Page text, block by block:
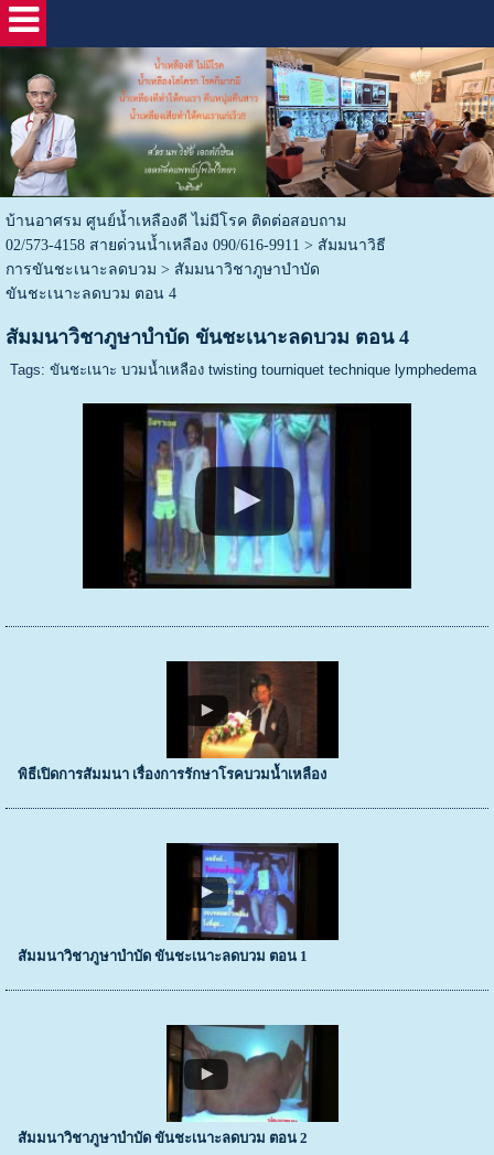
บ้านอาศรม ศูนย์น้ำเหลืองดี ไม่มีโรค ติดต่อสอบถาม
02/573-4158 สายด่วนน้ำเหลือง 090/616-9911 > สัมมนาวิธี
การขันชะเนาะลดบวม > สัมมนาวิชาภูษาบำบัด
ขันชะเนาะลดบวม ตอน 4
สัมมนาวิชาภูษาบำบัด ขันชะเนาะลดบวม ตอน 4
Tags: ขันชะเนาะ บวมน้ำเหลือง twisting tourniquet technique lymphedema
พิธีเปิดการสัมมนา เรื่องการรักษาโรคบวมน้ำเหลือง
สัมมนาวิชาภูษาบำบัด ขันชะเนาะลดบวม ตอน 1
สัมมนาวิชาภูษาบำบัด ขันชะเนาะลดบวม ตอน 2